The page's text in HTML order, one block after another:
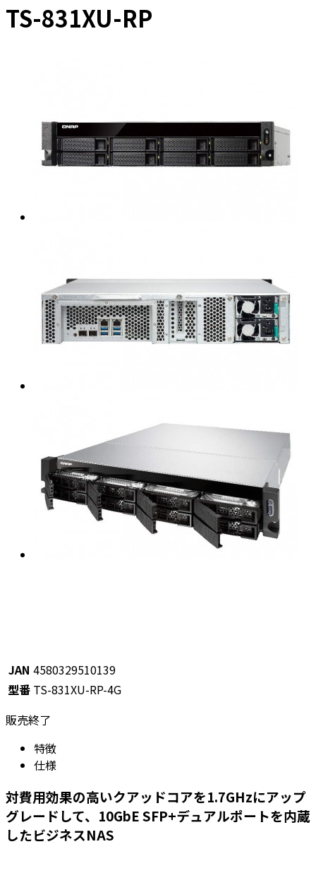
TS-831XU-RP
JAN 4580329510139
型番 TS-831XU-RP-4G
販売終了
特徴
仕様
対費用効果の高いクアッドコアを1.7GHzにアップ
グレードして、10GbE SFP+デュアルポートを内蔵
したビジネスNAS